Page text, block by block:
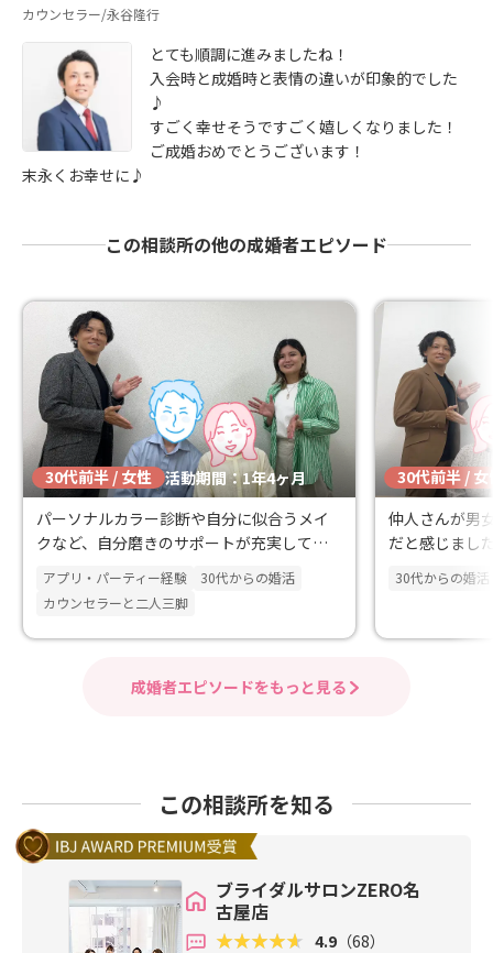
カウンセラー/永谷隆行
とても順調に進みましたね！
入会時と成婚時と表情の違いが印象的でした
♪
すごく幸せそうですごく嬉しくなりました！
ご成婚おめでとうございます！
末永くお幸せに♪
この相談所の他の成婚者エピソード
30代前半 / 女性 活動期間：1年4ヶ月
パーソナルカラー診断や自分に似合うメイ
クなど、自分磨きのサポートが充実してい
る点に魅力を感じました。
アプリ・パーティー経験
30代からの婚活
カウンセラーと二人三脚
30代前半 / 女
仲人さんが男
だと感じまし
30代からの婚活
成婚者エピソードをもっと見る
この相談所を知る
ブライダルサロンZERO名
古屋店
4.9 （68）